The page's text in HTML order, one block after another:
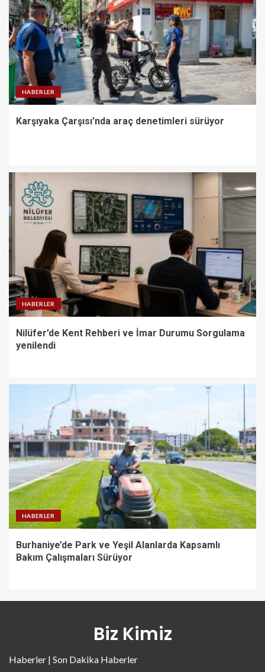
HABERLER
Karşıyaka Çarşısı’nda araç denetimleri sürüyor
HABERLER
Nilüfer’de Kent Rehberi ve İmar Durumu Sorgulama
yenilendi
HABERLER
Burhaniye’de Park ve Yeşil Alanlarda Kapsamlı
Bakım Çalışmaları Sürüyor
Biz Kimiz
Haberler | Son Dakika Haberler